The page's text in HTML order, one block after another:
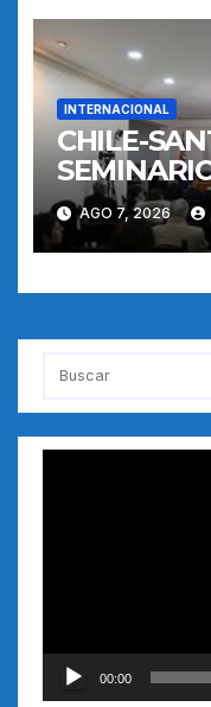
INTERNACIONAL
CHILE-
AGO 7, 2026
00:00